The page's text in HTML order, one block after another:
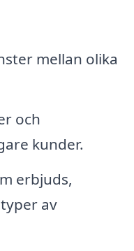
mellan olika
och
kunder.
erbjuds,
av